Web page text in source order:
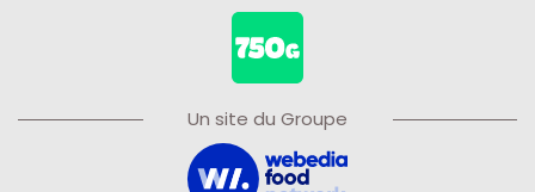
Un site du Groupe